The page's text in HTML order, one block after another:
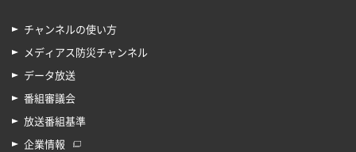
チャンネルの使い方
メディアス防災チャンネル
データ放送
番組審議会
放送番組基準
企業情報